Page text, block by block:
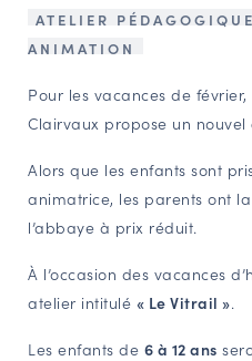
Espace
NAVIGATION
PORTAIL CULTURE
Comité d'Histoire Régionale
ATELIER PÉDAGOGIQUE
ANIMATION
Pour les vacances de
Clairvaux propose un nouvel
Alors que les enfants sont
animatrice, les parents ont
l’abbaye à prix réduit.
À l’occasion des vacances
atelier intitulé « Le Vitrail ».
Les enfants de 6 à 12 ans